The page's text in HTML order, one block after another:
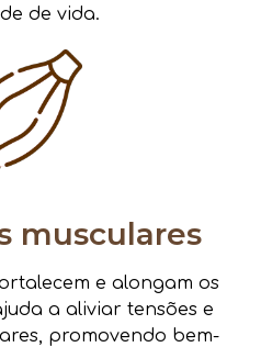
de vida.
musculares
e alongam os
a aliviar tensões e
promovendo bem-